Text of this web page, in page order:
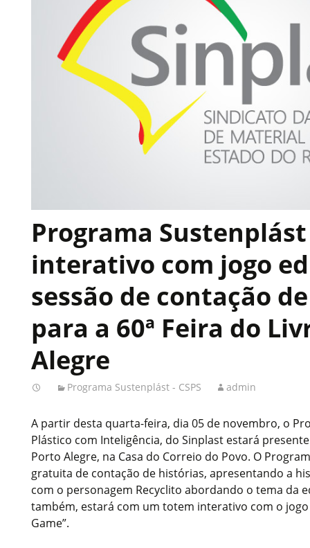
Programa
interativo com jogo
sessão de contação
para a 60ª Feira do
Alegre
Programa Sustenplást - CSPS admin
A partir desta quarta-feira, dia 05 de novembro, o
Plástico com Inteligência, do Sinplast estará
Porto Alegre, na Casa do Correio do Povo. O
gratuita de contação de histórias, apresentando a
com o personagem Recyclito abordando o tema da
também, estará com um totem interativo com o jogo
Game”.